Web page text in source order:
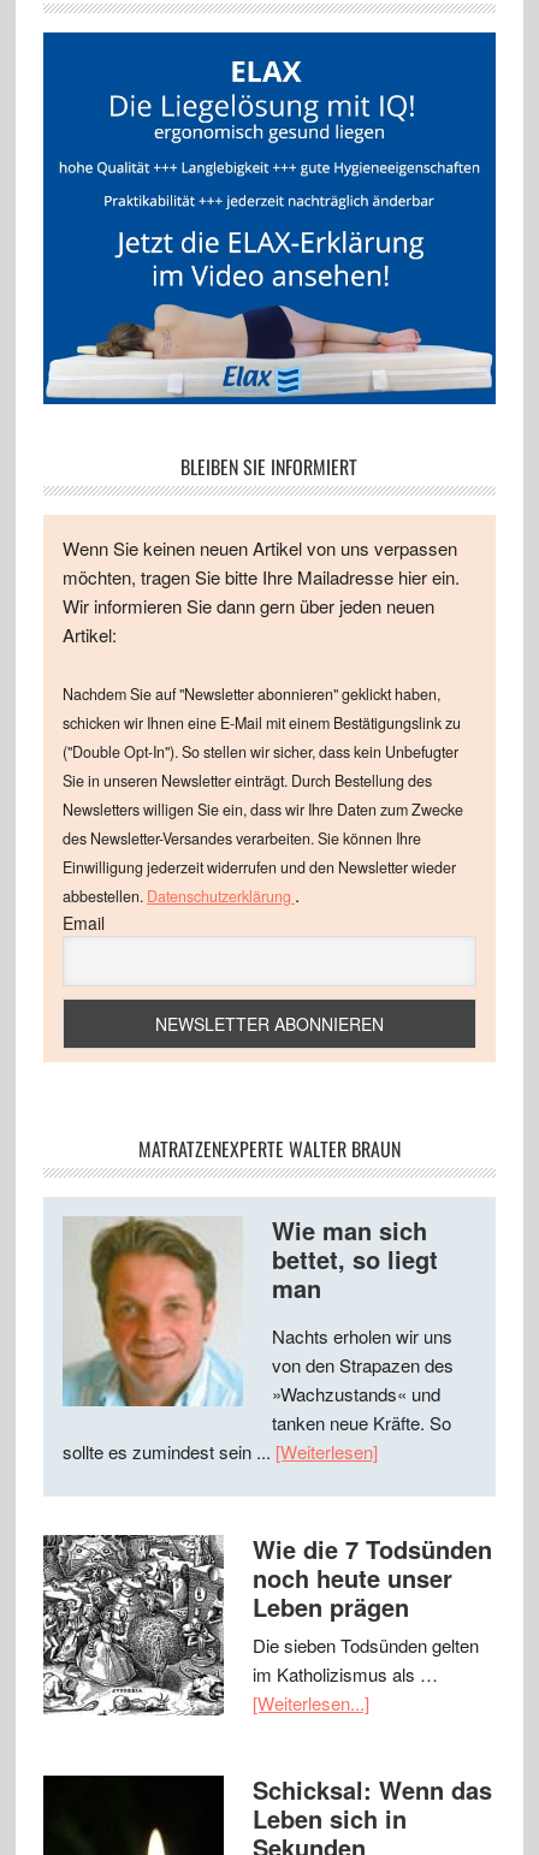
BLEIBEN SIE INFORMIERT
Wenn Sie keinen neuen Artikel von uns verpassen
möchten, tragen Sie bitte Ihre Mailadresse hier ein.
Wir informieren Sie dann gern über jeden neuen
Artikel:
Nachdem Sie auf "Newsletter abonnieren" geklickt haben,
schicken wir Ihnen eine E-Mail mit einem Bestätigungslink zu
("Double Opt-In"). So stellen wir sicher, dass kein Unbefugter
Sie in unseren Newsletter einträgt. Durch Bestellung des
Newsletters willigen Sie ein, dass wir Ihre Daten zum Zwecke
des Newsletter-Versandes verarbeiten. Sie können Ihre
Einwilligung jederzeit widerrufen und den Newsletter wieder
abbestellen. Datenschutzerklärung .
Email
MATRATZENEXPERTE WALTER BRAUN
Wie man sich
bettet, so liegt
man
Nachts erholen wir uns
von den Strapazen des
»Wachzustands« und
tanken neue Kräfte. So
sollte es zumindest sein ... [Weiterlesen]
Wie die 7 Todsünden
noch heute unser
Leben prägen
Die sieben Todsünden gelten
im Katholizismus als …
[Weiterlesen...]
Schicksal: Wenn das
Leben sich in
Sekunden